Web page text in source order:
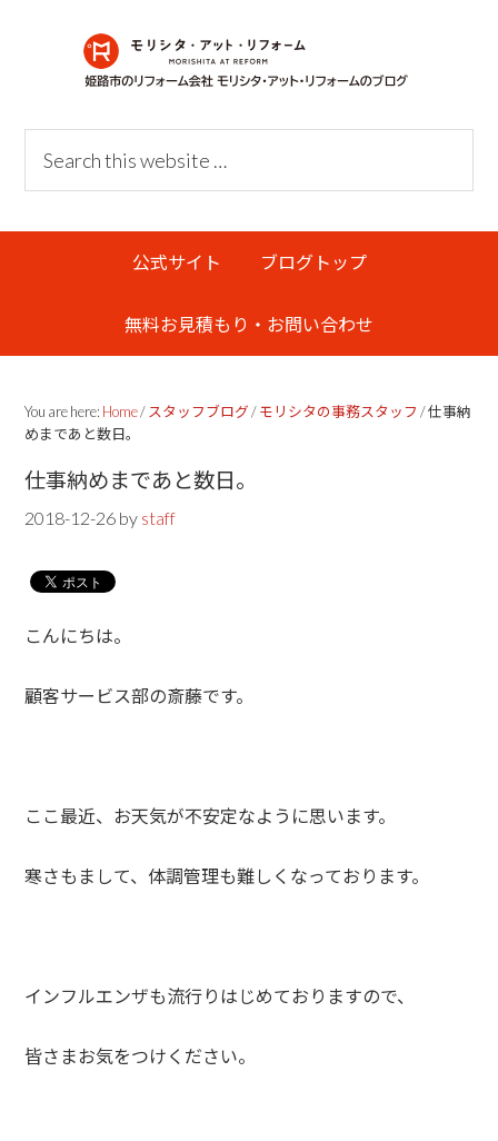
Header
Right
this
公式サイト ブログトップ
無料お見積もり・お問い合わせ
You are here: Home/ スタッフブログ /モリシタの事務スタッフ /仕事納
めまであと数日。
仕事納めまであと数日。
2018-12-26 by staff
こんにちは。
顧客サービス部の斎藤です。
ここ最近、お天気が不安定なように思います。
寒さもまして、体調管理も難しくなっております。
インフルエンザも流行りはじめておりますので、
皆さまお気をつけください。